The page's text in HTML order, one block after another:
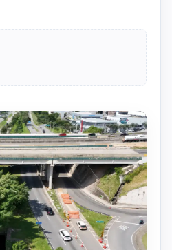
que a operação
e lançamento de
Especial (OAE) sobre o
em São José dos
entre 14 e 21 de